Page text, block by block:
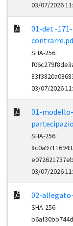
03/07/2026
01-det.-
SHA-256:
03/07/2026
01-
SHA-256:
03/07/2026
02-
SHA-256: